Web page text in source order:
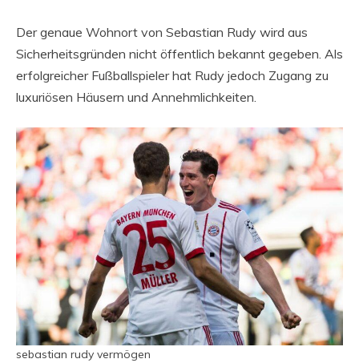
Der genaue Wohnort von Sebastian Rudy wird aus
Sicherheitsgründen nicht öffentlich bekannt gegeben. Als
erfolgreicher Fußballspieler hat Rudy jedoch Zugang zu
luxuriösen Häusern und Annehmlichkeiten.
sebastian rudy vermögen